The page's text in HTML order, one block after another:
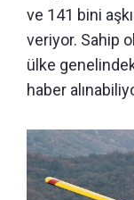
ve 141 bini
veriyor. Sahip
ülke
haber